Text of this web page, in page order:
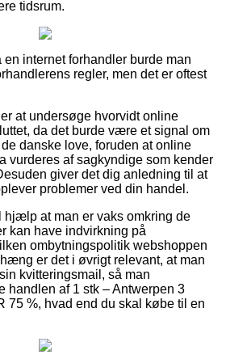
tidsrum.
internet forhandler burde man
regler, men det er oftest
at undersøge hvorvidt online
da det burde være et signal om
danske love, foruden at online
vurderes af sagkyndige som kender
giver det dig anledning til at
problemer ved din handel.
hjælp at man er vaks omkring de
kan have indvirkning på
ombytningspolitik webshoppen
er det i øvrigt relevant, at man
kvitteringsmail, så man
handlen af 1 stk – Antwerpen 3
75 %, hvad end du skal købe til en